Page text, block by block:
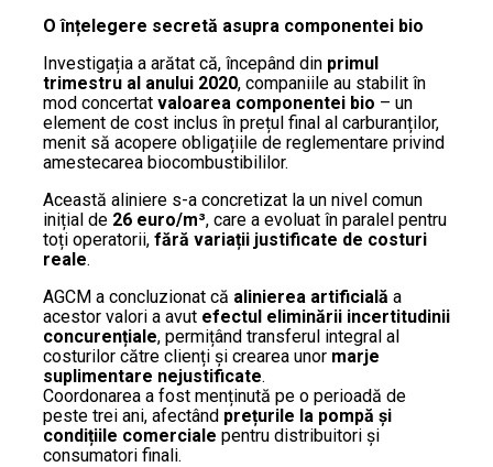
O înțelegere secretă asupra componentei bio
Investigația a arătat că, începând din primul
trimestru al anului 2020, companiile au stabilit în
mod concertat valoarea componentei bio – un
element de cost inclus în prețul final al carburanților,
menit să acopere obligațiile de reglementare privind
amestecarea biocombustibililor.
Această aliniere s-a concretizat la un nivel comun
inițial de 26 euro/m³, care a evoluat în paralel pentru
toți operatorii, fără variații justificate de costuri
reale.
AGCM a concluzionat că alinierea artificială a
acestor valori a avut efectul eliminării incertitudinii
concurențiale, permițând transferul integral al
costurilor către clienți și crearea unor marje
suplimentare nejustificate.
Coordonarea a fost menținută pe o perioadă de
peste trei ani, afectând prețurile la pompă și
condițiile comerciale pentru distribuitori și
consumatori finali.